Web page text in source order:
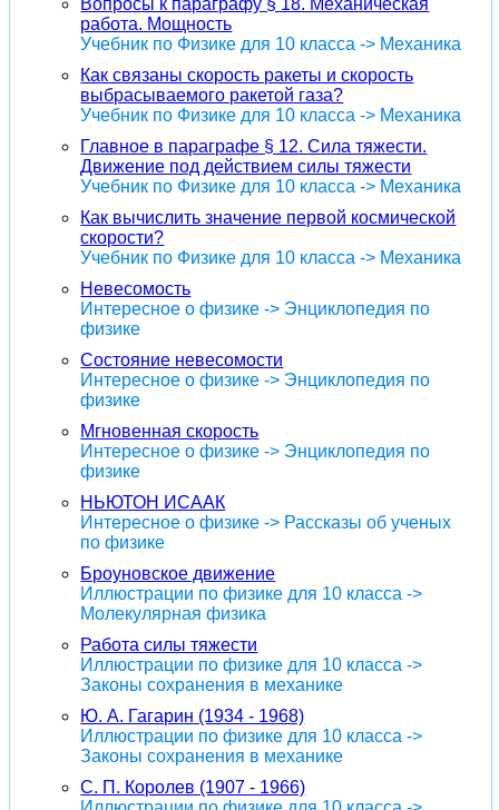
работа. Мощность
Учебник по Физике для 10 класса -> Механика
Как связаны скорость ракеты и скорость
выбрасываемого ракетой газа?
Учебник по Физике для 10 класса -> Механика
Главное в параграфе § 12. Сила тяжести.
Движение под действием силы тяжести
Учебник по Физике для 10 класса -> Механика
Как вычислить значение первой космической
скорости?
Учебник по Физике для 10 класса -> Механика
Невесомость
Интересное о физике -> Энциклопедия по
физике
Состояние невесомости
Интересное о физике -> Энциклопедия по
физике
Мгновенная скорость
Интересное о физике -> Энциклопедия по
физике
НЬЮТОН ИСААК
Интересное о физике -> Рассказы об ученых
по физике
Броуновское движение
Иллюстрации по физике для 10 класса ->
Молекулярная физика
Работа силы тяжести
Иллюстрации по физике для 10 класса ->
Законы сохранения в механике
Ю. А. Гагарин (1934 - 1968)
Иллюстрации по физике для 10 класса ->
Законы сохранения в механике
С. П. Королев (1907 - 1966)